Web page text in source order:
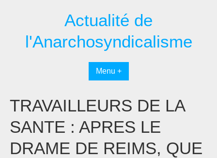
Actualité de
l'Anarchosyndicalisme
Menu +
TRAVAILLEURS DE LA
SANTE : APRES LE
DRAME DE REIMS, QUE